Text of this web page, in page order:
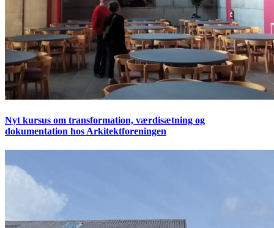
Nyt kursus om transformation, værdisætning og
dokumentation hos Arkitektforeningen